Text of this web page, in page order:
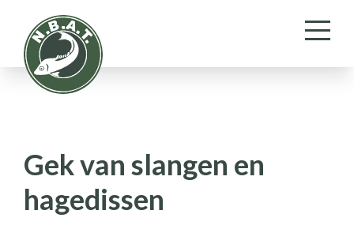
Gek van slangen en
hagedissen